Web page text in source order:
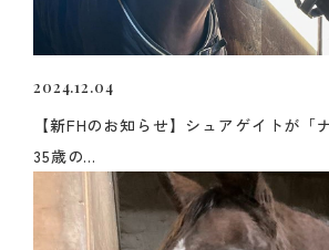
2024.12.04
【新FHのお知らせ】シュアゲイトが「
35歳の...